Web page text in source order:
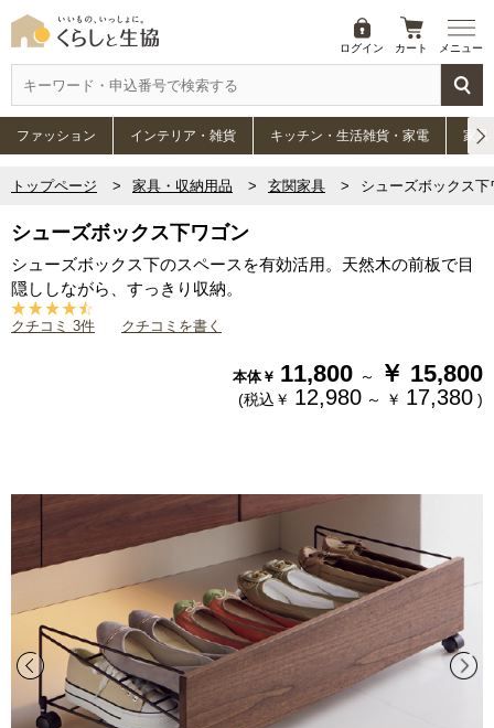
ログイン カート メニュー
ファッション インテリア・雑貨 キッチン・生活雑貨・家電 家具
トップページ 家具・収納用品 玄関家具 シューズボックス下
シューズボックス下ワゴン
シューズボックス下のスペースを有効活用。天然木の前板で目
隠ししながら、すっきり収納。
クチコミ 3件 クチコミを書く
本体￥ 11,800 ～ ￥ 15,800
(税込￥ 12,980 ～ ￥ 17,380 )